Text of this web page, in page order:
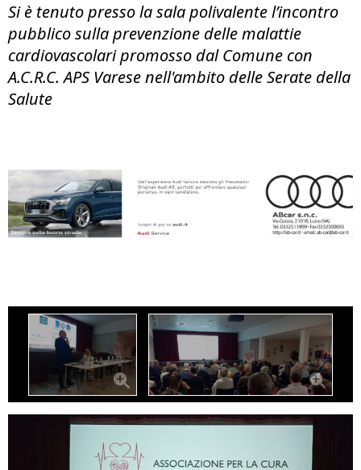
Si è tenuto presso la sala polivalente l’incontro
pubblico sulla prevenzione delle malattie
cardiovascolari promosso dal Comune con
A.C.R.C. APS Varese nell'ambito delle Serate della
Salute